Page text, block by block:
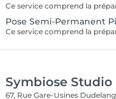
Pose Semi-Permanent
Symbiose Studio
67, Rue Gare-Usines